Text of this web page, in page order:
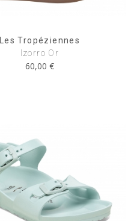
Les Tropéziennes
Izorro Or
60,00 €